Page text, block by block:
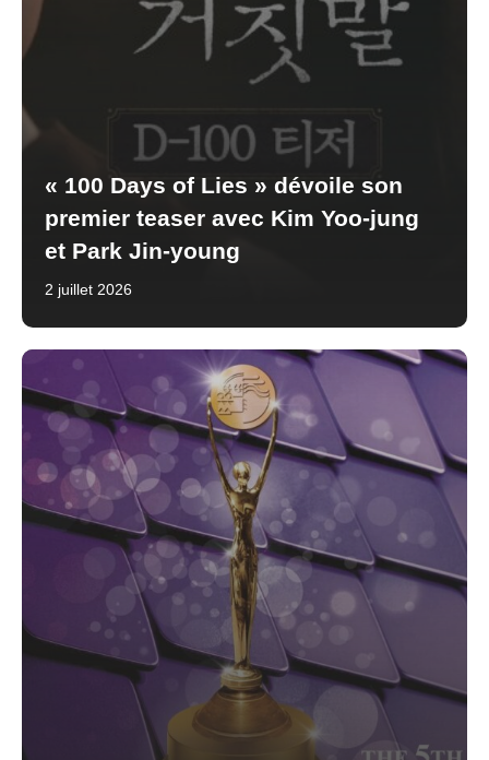
« 100 Days of Lies » dévoile son
premier teaser avec Kim Yoo-jung
et Park Jin-young
2 juillet 2026